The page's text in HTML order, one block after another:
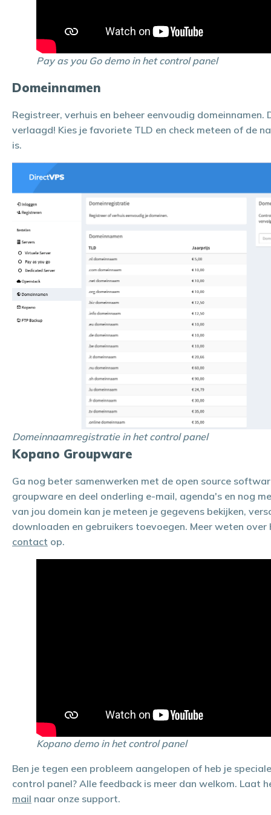
Pay as you Go demo in het control panel
Domeinnamen
Registreer, verhuis en beheer eenvoudig domeinnamen.
verlaagd! Kies je favoriete TLD en check meteen of de
is.
Domeinnaamregistratie in het control panel
Kopano Groupware
Ga nog beter samenwerken met de open source
groupware en deel onderling e-mail, agenda's en nog
van jou domein kan je meteen je gegevens bekijken,
downloaden en gebruikers toevoegen. Meer weten over
contact op.
Kopano demo in het control panel
Ben je tegen een probleem aangelopen of heb je
control panel? Alle feedback is meer dan welkom. Laat
mail naar onze support.